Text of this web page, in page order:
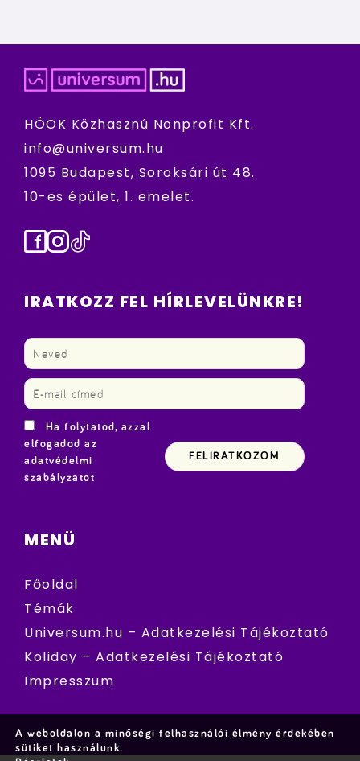
HÖOK Közhasznú Nonprofit Kft.
info@universum.hu
1095 Budapest, Soroksári út 48.
10-es épület, 1. emelet.
Facebook
Instagram
TikTok
IRATKOZZ FEL HÍRLEVELÜNKRE!
Ha folytatod, azzal
elfogadod az
adatvédelmi
szabályzatot
MENÜ
Főoldal
Témák
Universum.hu – Adatkezelési Tájékoztató
Koliday – Adatkezelési Tájékoztató
Impresszum
A weboldalon a minőségi felhasználói élmény érdekében
sütiket használunk.